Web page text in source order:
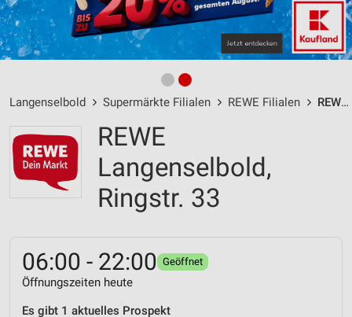
Langenselbold Supermärkte Filialen REWE Filialen REWE Langenselbold / Ringstr. 33 - Öffnungszeiten & Adresse
REWE
Langenselbold,
Ringstr. 33
06:00 - 22:00 Geöffnet
Öffnungszeiten heute
Es gibt 1 aktuelles Prospekt